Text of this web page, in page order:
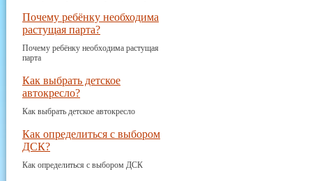
Почему ребёнку необходима
растущая парта?
Почему ребёнку необходима растущая
парта
Как выбрать детское
автокресло?
Как выбрать детское автокресло
Как определиться с выбором
ДСК?
Как определиться с выбором ДСК